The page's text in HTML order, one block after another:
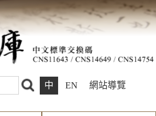
中 EN 網站導覽